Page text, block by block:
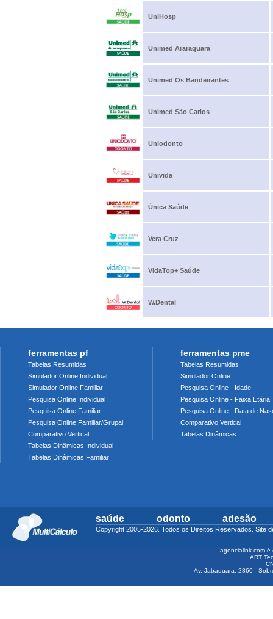
UniHosp
Unimed Araraquara
Unimed Os Bandeirantes
Unimed São Carlos
Uniodonto
Univida
Única Saúde
Vera Cruz
VidaTop+ Saúde
W.Dental
ferramentas pf
Tabelas Resumidas
Simulador Online Individual
Simulador Online Familiar
Pesquisa Online Individual
Pesquisa Online Familiar
Pesquisa Online Familiar/Grupal
Comparativo Vertical
Tabelas Dinâmicas Individual
Tabelas Dinâmicas Familiar
ferramentas pme
Tabelas Resumidas
Simulador Online
Pesquisa Online - Idade
Pesquisa Online - Faixa Etária
Pesquisa Online - Data de
Comparativo Vertical
Tabelas Dinâmicas
saúde odonto adesão
Copyright 2005-2026. Todos os Direitos Reservados. Site
agencialink.com
ART
Av. Jabaquara, 2860 -